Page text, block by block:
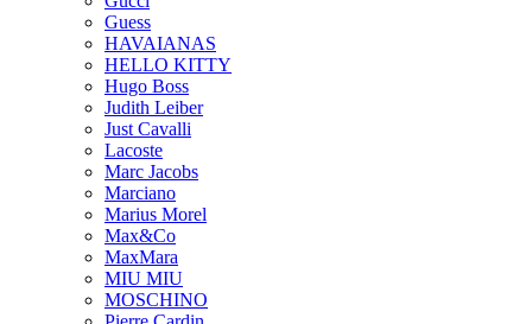
Guess
HAVAIANAS
HELLO KITTY
Hugo Boss
Judith Leiber
Just Cavalli
Lacoste
Marc Jacobs
Marciano
Marius Morel
Max&Co
MaxMara
MIU MIU
MOSCHINO